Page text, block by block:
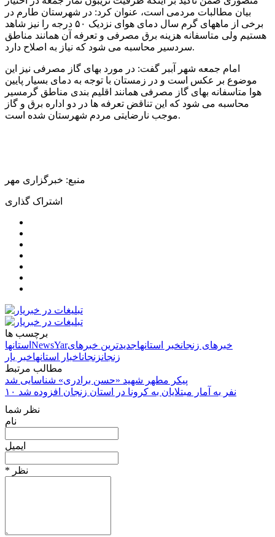
بیان مطالبات مردمی است، عنوان کرد: در شهرستان طارم در
برخی از ماههای گرم سال دمای هوای نزدیک ۵۰ درجه را نیز شاهد
هستیم ولی متاسفانه هزینه برق مصرفی و تعرفه آن همانند مناطق
سردسیر محاسبه می شود که نیاز به اصلاح دارد.
امام جمعه شهر آببر گفت: در مورد بهای گاز مصرفی نیز این
موضوع بر عکس است و در زمستان با توجه به دمای بسیار پایین
هوا متاسفانه بهای گاز مصرفی همانند اقلیم بندی مناطق گرمسیر
محاسبه می شود که این تناقض تعرفه ها در دو اداره برق و گاز
موجب نارضایتی مردم شهرستان شده است.
منبع: خبرگزاری مهر
اشتراک گذاری
برچسب ها
استانها NewsYar خبرهای زنجانخبر استانهاجدیدترین خبرهای
زنجانزنجاناخبار استانهاخبر یار
مطالب مرتبط
پیکر مطهر شهید «حسن برادری» شناسایی شد
۱۰ نفر به آمار مبتلایان به کرونا در استان زنجان افزوده شد
نظر شما
نام
ایمیل
* نظر